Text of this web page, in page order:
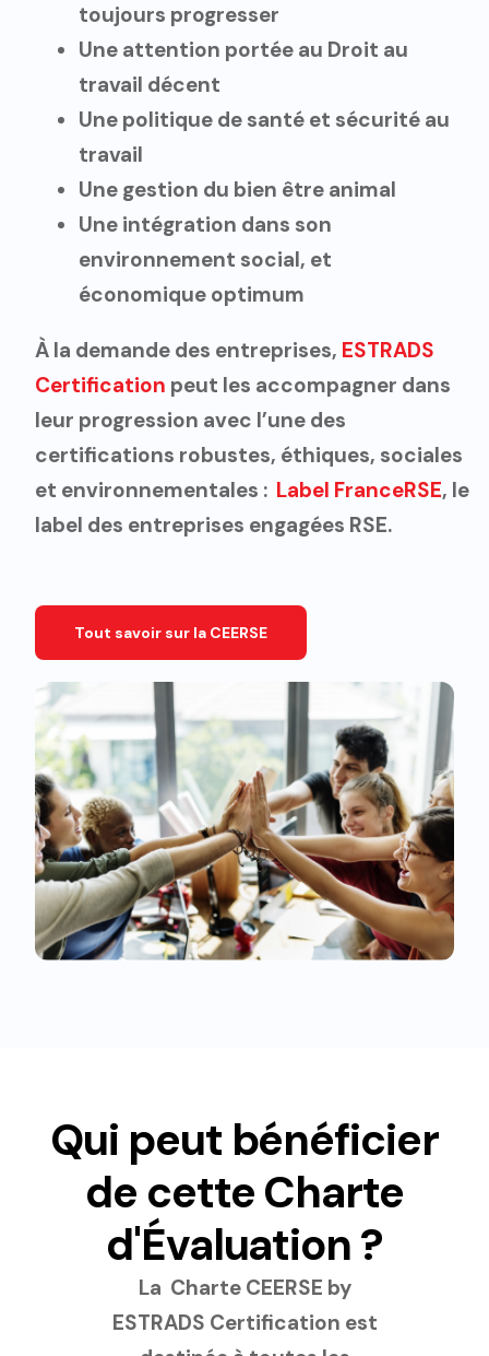
toujours progresser
Une attention portée au Droit au
travail décent
Une politique de santé et sécurité au
travail
Une gestion du bien être animal
Une intégration dans son
environnement social, et
économique optimum
À la demande des entreprises, ESTRADS
Certification peut les accompagner dans
leur progression avec l’une des
certifications robustes, éthiques, sociales
et environnementales : Label FranceRSE, le
label des entreprises engagées RSE.
Tout savoir sur la CEERSE
Qui peut bénéficier
de cette Charte
d'Évaluation ?
La Charte CEERSE by
ESTRADS Certification est